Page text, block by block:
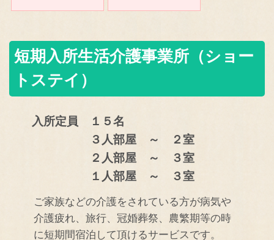
短期入所生活介護事業所（ショー
トステイ）
入所定員 １５名
３人部屋 ～ ２室
２人部屋 ～ ３室
１人部屋 ～ ３室
ご家族などの介護をされている方が病気や
介護疲れ、旅行、冠婚葬祭、農繁期等の時
に短期間宿泊して頂けるサービスです。